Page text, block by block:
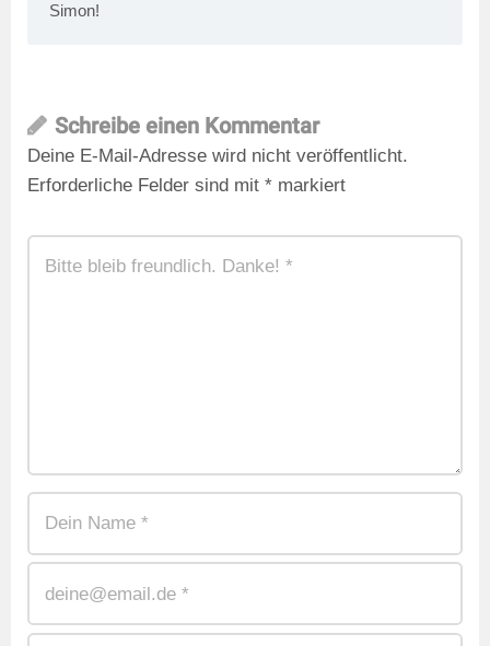
Simon!
Schreibe einen Kommentar
Deine E-Mail-Adresse wird nicht veröffentlicht.
Erforderliche Felder sind mit * markiert